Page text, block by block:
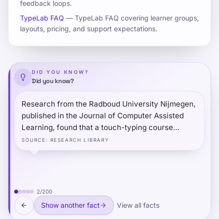
একটি সংজ্ঞায়িত গ্রুপের জন্য সাধারণ WPM পরিসরকে বোঝায়।
এই পৃষ্ঠাটি ব্যাখ্যা করে যে "গড়" মানে কী, সাধারণ বেঞ্চমার্ক
ব্যান্ডগুলি দেখায় এবং হাইলাইট করে কেন প্রসঙ্গ যেমন ডিভাইসের
Key takeaways
নেই।
প্রাপ্তবয়স্ক কম্পিউটার টাইপিং গড় জাতীয় প্যানেলে উচ্চ 30
থেকে কম 40s AWPM-এ বসে।
নির্ভুলতা এবং সংশোধন খরচ শুধুমাত্র কাঁচা WPM নয়,
ব্যবহারযোগ্য গতি নির্ধারণ করে।
feedback loops.
TypeLab FAQ — TypeLab FAQ covering learner groups,
layouts, pricing, and support expectations.
DID YOU KNOW?
Did you know?
Research from the Radboud University Nijmegen,
published in the Journal of Computer Assisted
Learning, found that a touch-typing course
improved not just typing speed, but also produced
significantly better progress in spelling accuracy
SOURCE : RESEARCH LIBRARY
2/200
Show another fact View all facts